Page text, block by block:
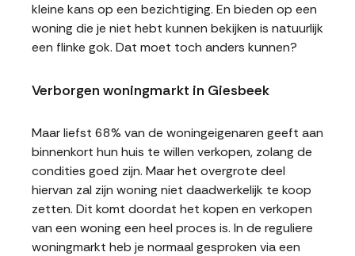
kleine kans op een bezichtiging. En bieden op een
woning die je niet hebt kunnen bekijken is natuurlijk
een flinke gok. Dat moet toch anders kunnen?
Verborgen woningmarkt in Giesbeek
Maar liefst 68% van de woningeigenaren geeft aan
binnenkort hun huis te willen verkopen, zolang de
condities goed zijn. Maar het overgrote deel
hiervan zal zijn woning niet daadwerkelijk te koop
zetten. Dit komt doordat het kopen en verkopen
van een woning een heel proces is. In de reguliere
woningmarkt heb je normaal gesproken via een